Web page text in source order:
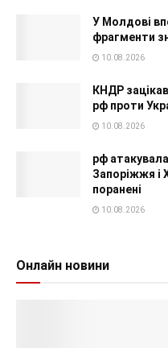
У Молдові
фрагменти
10.08.2026
КНДР
рф проти
10.08.2026
рф
Запоріжжя і
поранені
10.08.2026
Онлайн новини